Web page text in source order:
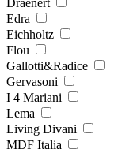
Draenert
Edra
Eichholtz
Flou
Gallotti&Radice
Gervasoni
I 4 Mariani
Lema
Living Divani
MDF Italia